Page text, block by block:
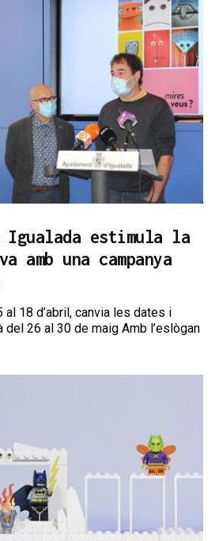
Igualada estimula la
amb una campanya
al 18 d’abril, canvia les dates i
26 al 30 de maig Amb l’eslògan